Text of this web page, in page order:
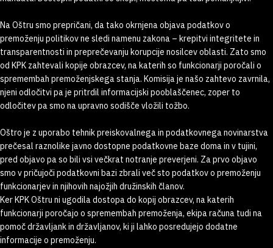
Na Oštru smo prepričani, da tako okrnjena objava podatkov o
premoženju politikov ne sledi namenu zakona – krepitvi integritete in
transparentnosti in preprečevanju korupcije nosilcev oblasti. Zato smo
od KPK zahtevali kopije obrazcev, na katerih so funkcionarji poročali o
spremembah premoženjskega stanja. Komisija je našo zahtevo zavrnila,
njeni odločitvi pa je pritrdil informacijski pooblaščenec, zoper to
odločitev pa smo na upravno sodišče vložili tožbo.
Oštro je z uporabo tehnik preiskovalnega in podatkovnega novinarstva
prečesal raznolike javno dostopne podatkovne baze doma in v tujini,
pred objavo pa so bili vsi večkrat notranje preverjeni. Za prvo objavo
smo v pričujoči podatkovni bazi zbrali več sto podatkov o premoženju
funkcionarjev in njihovih najožjih družinskih članov.
Ker KPK Oštru ni ugodila dostopa do kopij obrazcev, na katerih
funkcionarji poročajo o spremembah premoženja, ekipa računa tudi na
pomoč državljank in državljanov, ki ji lahko posredujejo dodatne
informacije o premoženju.